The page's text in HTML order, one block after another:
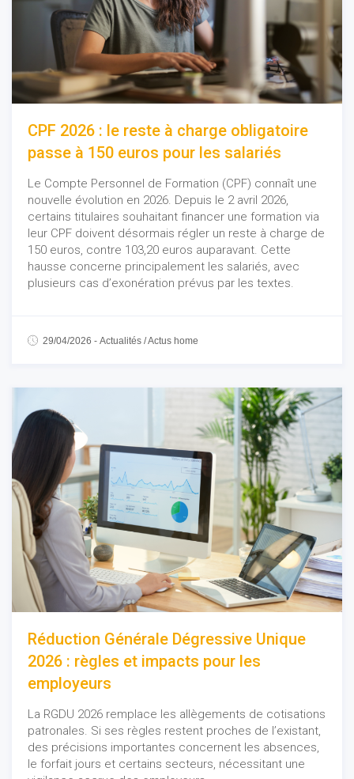
CPF 2026 : le reste à charge obligatoire
passe à 150 euros pour les salariés
Le Compte Personnel de Formation (CPF) connaît une
nouvelle évolution en 2026. Depuis le 2 avril 2026,
certains titulaires souhaitant financer une formation via
leur CPF doivent désormais régler un reste à charge de
150 euros, contre 103,20 euros auparavant. Cette
hausse concerne principalement les salariés, avec
plusieurs cas d’exonération prévus par les textes.
29/04/2026 - Actualités /Actus home
Réduction Générale Dégressive Unique
2026 : règles et impacts pour les
employeurs
La RGDU 2026 remplace les allègements de cotisations
patronales. Si ses règles restent proches de l’existant,
des précisions importantes concernent les absences,
le forfait jours et certains secteurs, nécessitant une